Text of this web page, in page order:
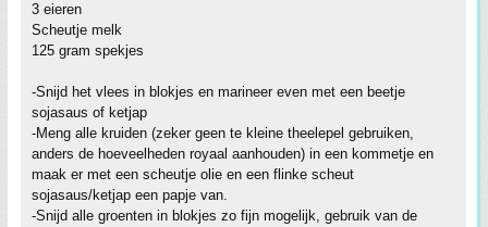
3 eieren
Scheutje melk
125 gram spekjes
-Snijd het vlees in blokjes en marineer even met een beetje
sojasaus of ketjap
-Meng alle kruiden (zeker geen te kleine theelepel gebruiken,
anders de hoeveelheden royaal aanhouden) in een kommetje en
maak er met een scheutje olie en een flinke scheut
sojasaus/ketjap een papje van.
-Snijd alle groenten in blokjes zo fijn mogelijk, gebruik van de